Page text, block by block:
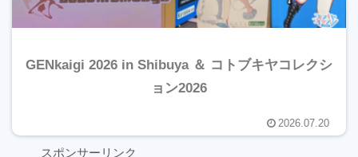
GENkaigi 2026 in Shibuya ＆ コトブキヤコレクシ
ョン2026
2026.07.20
スポンサーリンク